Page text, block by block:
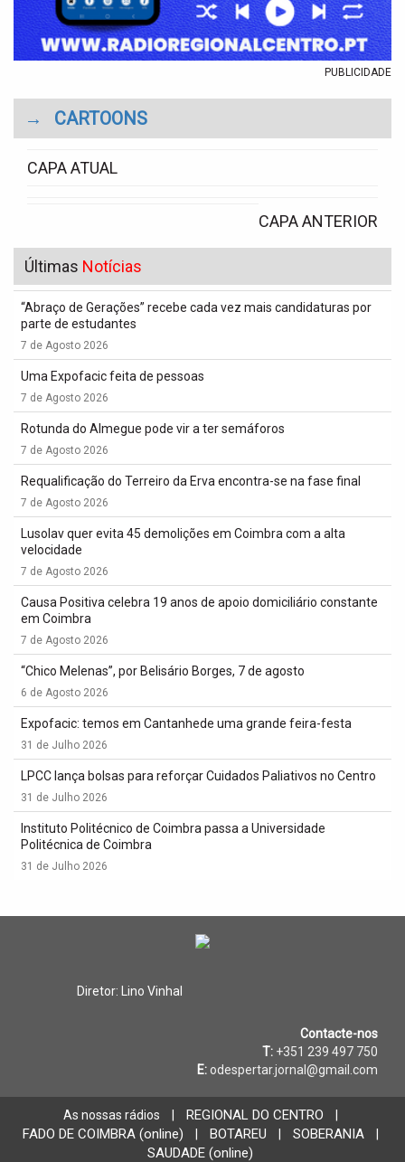
PUBLICIDADE
→ CARTOONS
CAPA ATUAL
CAPA ANTERIOR
Últimas Notícias
“Abraço de Gerações” recebe cada vez mais candidaturas por
parte de estudantes
7 de Agosto 2026
Uma Expofacic feita de pessoas
7 de Agosto 2026
Rotunda do Almegue pode vir a ter semáforos
7 de Agosto 2026
Requalificação do Terreiro da Erva encontra-se na fase final
7 de Agosto 2026
Lusolav quer evita 45 demolições em Coimbra com a alta
velocidade
7 de Agosto 2026
Causa Positiva celebra 19 anos de apoio domiciliário constante
em Coimbra
7 de Agosto 2026
“Chico Melenas”, por Belisário Borges, 7 de agosto
6 de Agosto 2026
Expofacic: temos em Cantanhede uma grande feira-festa
31 de Julho 2026
LPCC lança bolsas para reforçar Cuidados Paliativos no Centro
31 de Julho 2026
Instituto Politécnico de Coimbra passa a Universidade
Politécnica de Coimbra
31 de Julho 2026
Diretor: Lino Vinhal
Contacte-nos
T: +351 239 497 750
E: odespertar.jornal@gmail.com
As nossas rádios REGIONAL DO CENTRO
FADO DE COIMBRA (online) BOTAREU SOBERANIA
SAUDADE (online)